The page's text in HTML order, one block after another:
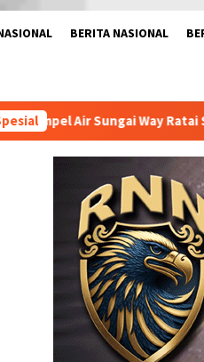
BERITA NASIONAL
Ratai Sudah Diambil, Kini